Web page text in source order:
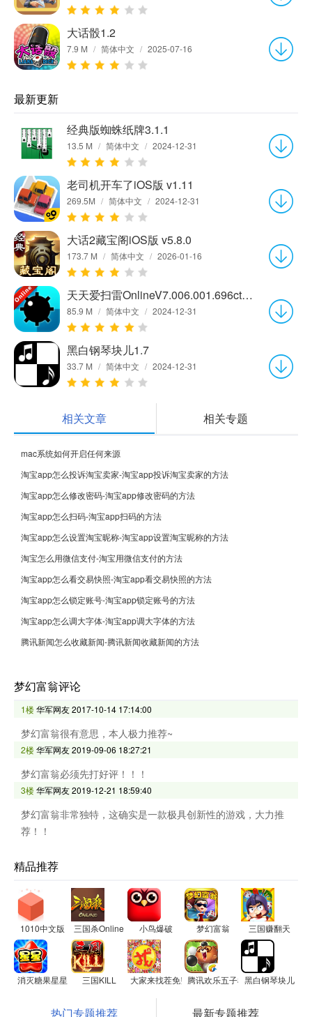
大话骰1.2
7.9 M / 简体中文 / 2025-07-16
最新更新
经典版蜘蛛纸牌3.1.1
13.5 M / 简体中文 / 2024-12-31
老司机开车了iOS版 v1.11
269.5M / 简体中文 / 2024-12-31
大话2藏宝阁iOS版 v5.8.0
173.7 M / 简体中文 / 2026-01-16
天天爱扫雷OnlineV7.006.001.696ctch1
85.9 M / 简体中文 / 2024-12-31
黑白钢琴块儿1.7
33.7 M / 简体中文 / 2024-12-31
相关文章 相关专题
mac系统如何开启任何来源
淘宝app怎么投诉淘宝卖家-淘宝app投诉淘宝卖家的方法
淘宝app怎么修改密码-淘宝app修改密码的方法
淘宝app怎么扫码-淘宝app扫码的方法
淘宝app怎么设置淘宝昵称-淘宝app设置淘宝昵称的方法
淘宝怎么用微信支付-淘宝用微信支付的方法
淘宝app怎么看交易快照-淘宝app看交易快照的方法
淘宝app怎么锁定账号-淘宝app锁定账号的方法
淘宝app怎么调大字体-淘宝app调大字体的方法
腾讯新闻怎么收藏新闻-腾讯新闻收藏新闻的方法
梦幻富翁评论
1楼华军网友2017-10-14 17:14:00
梦幻富翁很有意思，本人极力推荐~
2楼华军网友2019-09-06 18:27:21
梦幻富翁必须先打好评！！！
3楼华军网友2019-12-21 18:59:40
梦幻富翁非常独特，这确实是一款极具创新性的游戏，大力推
荐！！
精品推荐
1010中文版 三国杀Online 小鸟爆破 梦幻富翁 三国赚翻天
消灭糖果星星 三国KILL 大家来找茬免费版腾讯欢乐五子棋黑白钢琴块儿
热门专题推荐 最新专题推荐